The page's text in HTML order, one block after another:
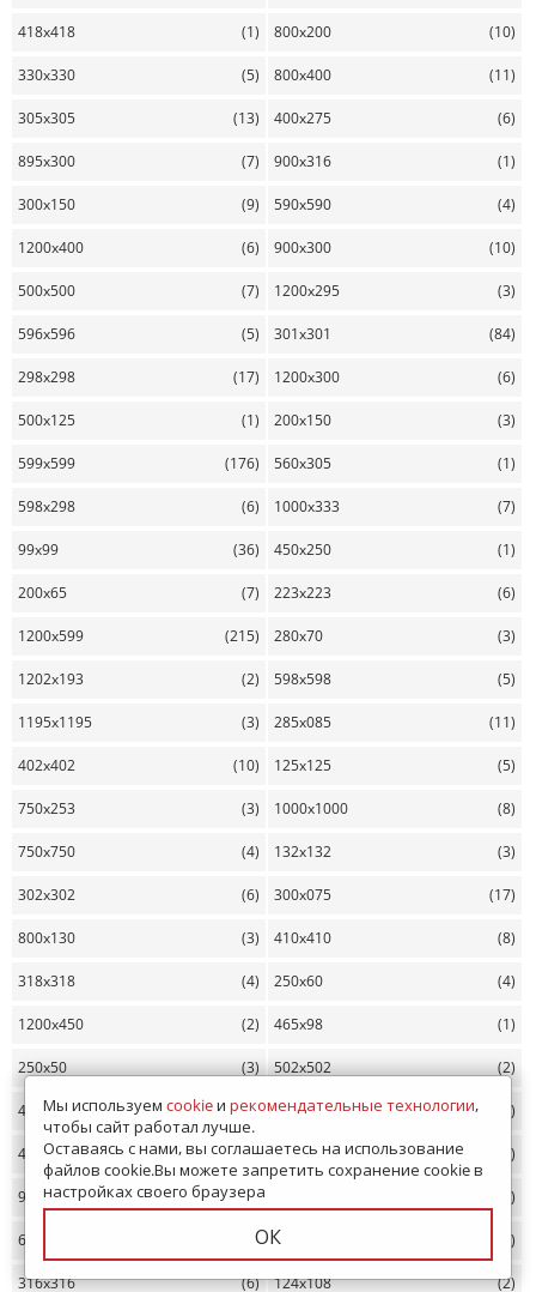
418x418 (1) 800x200 (10)
330x330 (5) 800x400 (11)
305x305 (13) 400x275 (6)
895x300 (7) 900x316 (1)
300x150 (9) 590x590 (4)
1200x400 (6) 900x300 (10)
500x500 (7) 1200x295 (3)
596x596 (5) 301x301 (84)
298x298 (17) 1200x300 (6)
500x125 (1) 200x150 (3)
599x599 (176) 560x305 (1)
598x298 (6) 1000x333 (7)
99x99 (36) 450x250 (1)
200x65 (7) 223x223 (6)
1200x599 (215) 280x70 (3)
1202x193 (2) 598x598 (5)
1195x1195 (3) 285x085 (11)
402x402 (10) 125x125 (5)
750x253 (3) 1000x1000 (8)
750x750 (4) 132x132 (3)
302x302 (6) 300x075 (17)
800x130 (3) 410x410 (8)
318x318 (4) 250x60 (4)
1200x450 (2) 465x98 (1)
250x50 (3) 502x502 (2)
442x442 (2) 448x223 (3)
495x495 (1) 326x326 (5)
900x900 (5) (2)
605x260 (1) 442x80 (2)
316x316 (6) 124x108 (2)
Мы используем cookieи рекомендательные технологии,
чтобы сайт работал лучше.
Оставаясь с нами, вы соглашаетесь на использование
файлов cookie.Вы можете запретить сохранение cookie в
настройках своего браузера
ОК